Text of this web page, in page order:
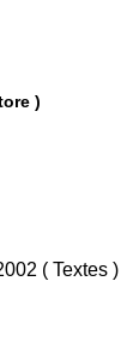
( Drugstore )
• Tome 1 : L'homme le plus fort du monde / Mar 2002 ( Textes )